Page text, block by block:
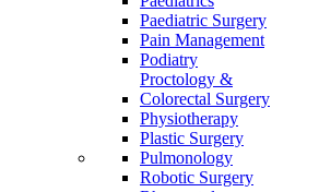
Paediatric Surgery
Pain Management
Podiatry
Proctology &
Colorectal Surgery
Physiotherapy
Plastic Surgery
Pulmonology
Robotic Surgery